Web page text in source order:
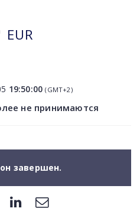
EUR
19:50:00 (GMT+2)
не принимаются
завершен.